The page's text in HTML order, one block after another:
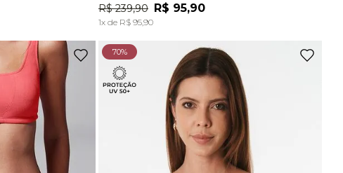
ADICIONAR À SACOLA
R$ 239,90 R$ 95,90
1x de R$ 95,90
70%
R$ 129
90
Ou2 xde R$ 64,95 sem juros
Top Comfort Decote Reto Sem Costura Preto
R$ 129,90
Ou
x R$ 64,95 sem juros